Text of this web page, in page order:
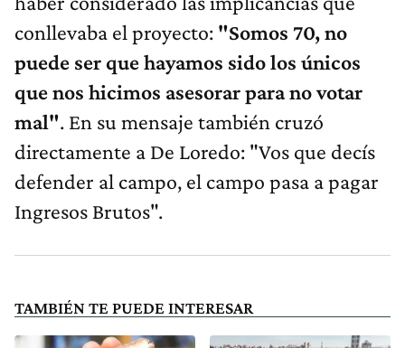
conllevaba el proyecto: "Somos 70, no
puede ser que hayamos sido los únicos
que nos hicimos asesorar para no votar
mal". En su mensaje también cruzó
directamente a De Loredo: "Vos que decís
defender al campo, el campo pasa a pagar
Ingresos Brutos".
TAMBIÉN TE PUEDE INTERESAR